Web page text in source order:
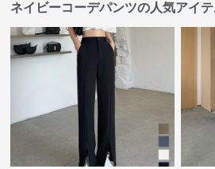
ネイビーコーデパンツの人気アイテ